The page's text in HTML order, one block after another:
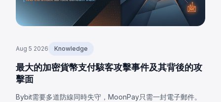
Aug 5 2026 Knowledge
最大的加密貨幣支付駭客攻擊事件及其背後的攻
擊面
Bybit需要多道防線同時失守，MoonPay只需一封電子郵件。